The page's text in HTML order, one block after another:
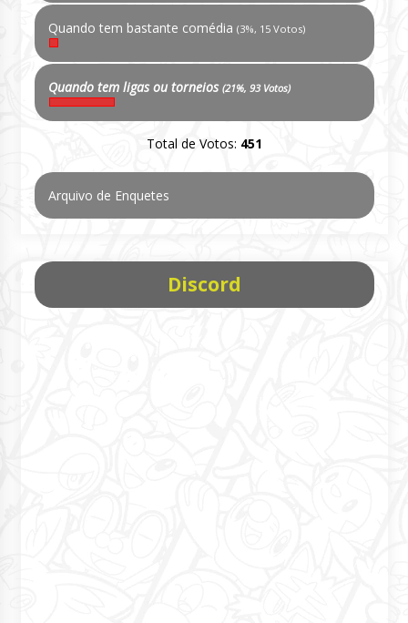
Quando tem bastante comédia (3%, 15 Votos)
Quando tem ligas ou torneios (21%, 93 Votos)
Total de Votos: 451
Arquivo de Enquetes
Discord